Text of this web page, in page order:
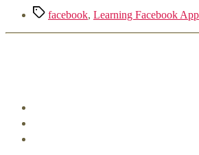
Tagfacebook, Learning Facebook